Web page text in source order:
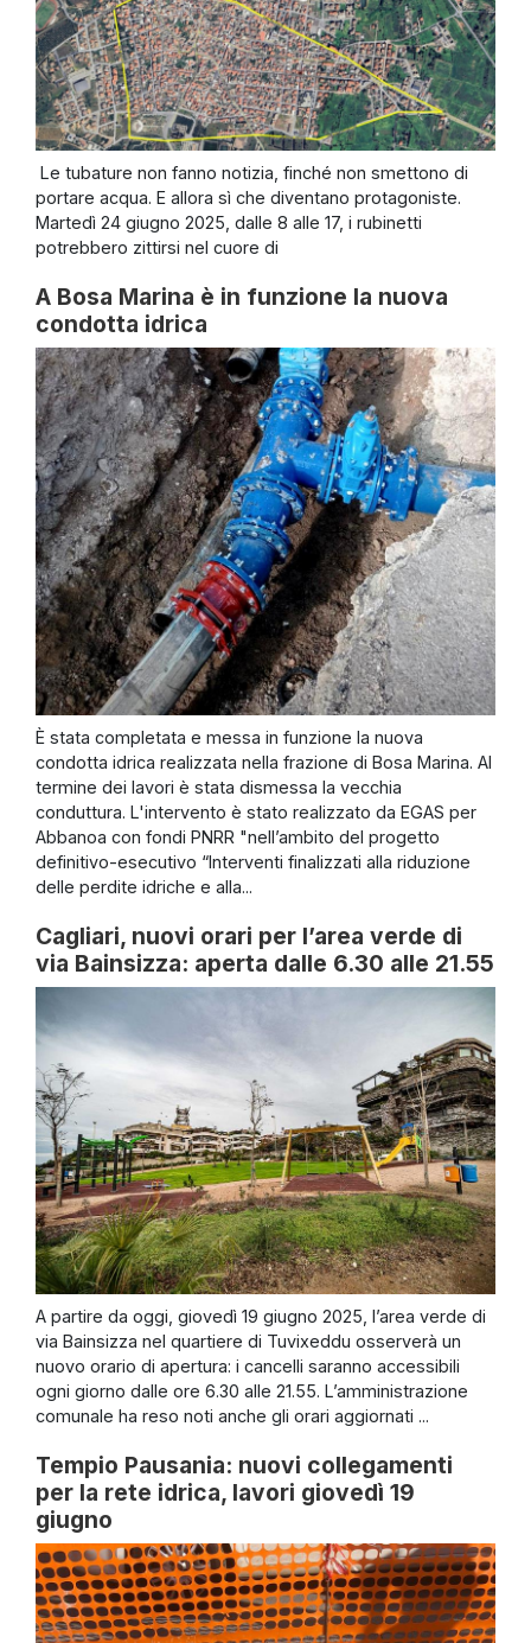
Le tubature non fanno notizia, finché non smettono di
portare acqua. E allora sì che diventano protagoniste.
Martedì 24 giugno 2025, dalle 8 alle 17, i rubinetti
potrebbero zittirsi nel cuore di
A Bosa Marina è in funzione la nuova
condotta idrica
È stata completata e messa in funzione la nuova
condotta idrica realizzata nella frazione di Bosa Marina. Al
termine dei lavori è stata dismessa la vecchia
conduttura. L'intervento è stato realizzato da EGAS per
Abbanoa con fondi PNRR "nell’ambito del progetto
definitivo-esecutivo “Interventi finalizzati alla riduzione
delle perdite idriche e alla...
Cagliari, nuovi orari per l’area verde di
via Bainsizza: aperta dalle 6.30 alle 21.55
A partire da oggi, giovedì 19 giugno 2025, l’area verde di
via Bainsizza nel quartiere di Tuvixeddu osserverà un
nuovo orario di apertura: i cancelli saranno accessibili
ogni giorno dalle ore 6.30 alle 21.55. L’amministrazione
comunale ha reso noti anche gli orari aggiornati ...
Tempio Pausania: nuovi collegamenti
per la rete idrica, lavori giovedì 19
giugno